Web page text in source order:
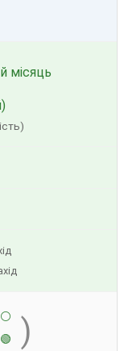
місяць
⚪
🟢 )